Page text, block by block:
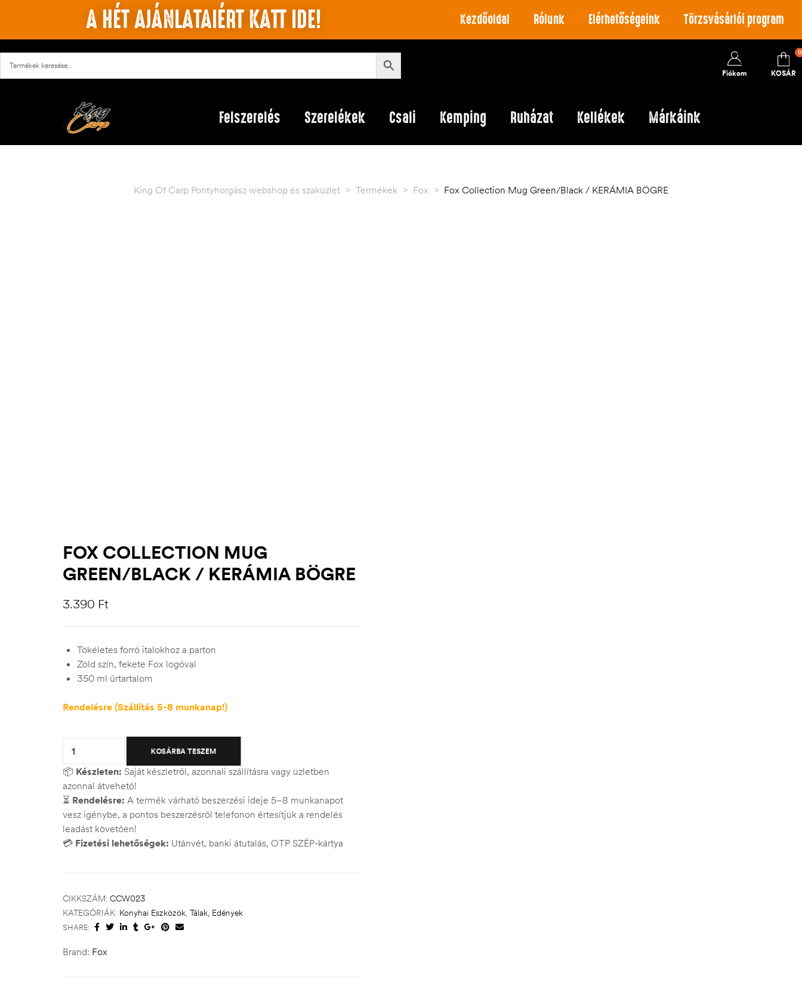
A HÉT AJÁNLATAIÉRT KATT IDE! Kezdőoldal Rólunk Elérhetőségeink Törzsvásárlói program
Fiókom KOSÁR
0
Felszerelés Szerelékek Csali Kemping Ruházat Kellékek Márkáink
King Of Carp Pontyhorgász webshop és szaküzlet > Termékek > Fox > Fox Collection Mug Green/Black / KERÁMIA BÖGRE
FOX COLLECTION MUG
GREEN/BLACK / KERÁMIA BÖGRE
3.390 Ft
Tökéletes forró italokhoz a parton
Zöld szín, fekete Fox logóval
350 ml űrtartalom
Rendelésre (Szállítás 5-8 munkanap!)
KOSÁRBA TESZEM
📦 Készleten: Saját készletről, azonnali szállításra vagy üzletben
azonnal átvehető!
⏳ Rendelésre: A termék várható beszerzési ideje 5–8 munkanapot
vesz igénybe, a pontos beszerzésről telefonon értesítjük a rendelés
leadást követően!
💳 Fizetési lehetőségek: Utánvét, banki átutalás, OTP SZÉP-kártya
CIKKSZÁM: CCW023
KATEGÓRIÁK: Konyhai Eszközök, Tálak, Edények
SHARE:
Brand: Fox